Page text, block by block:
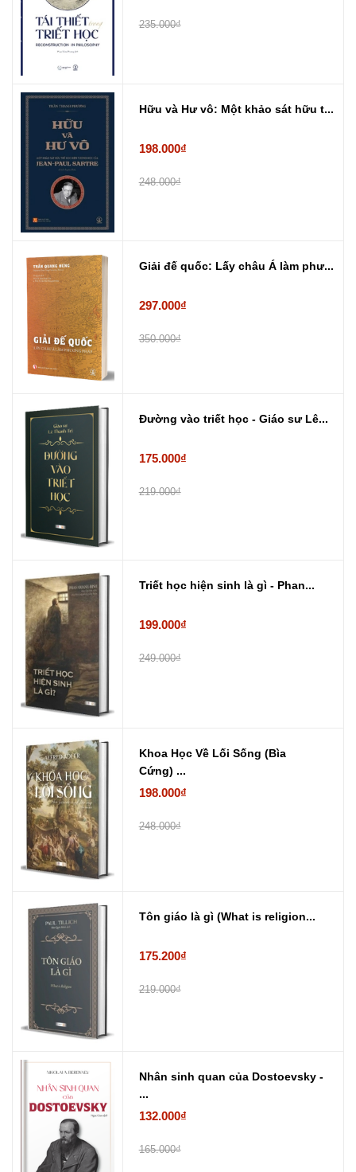
235.000₫
Hữu và Hư vô: Một khảo sát hữu t...
198.000₫
248.000₫
Giải đế quốc: Lấy châu Á làm phư...
297.000₫
350.000₫
Đường vào triết học - Giáo sư Lê...
175.000₫
219.000₫
Triết học hiện sinh là gì - Phan...
199.000₫
249.000₫
Khoa Học Về Lối Sống (Bìa
Cứng) ...
198.000₫
248.000₫
Tôn giáo là gì (What is religion...
175.200₫
219.000₫
Nhân sinh quan của Dostoevsky -
...
132.000₫
165.000₫